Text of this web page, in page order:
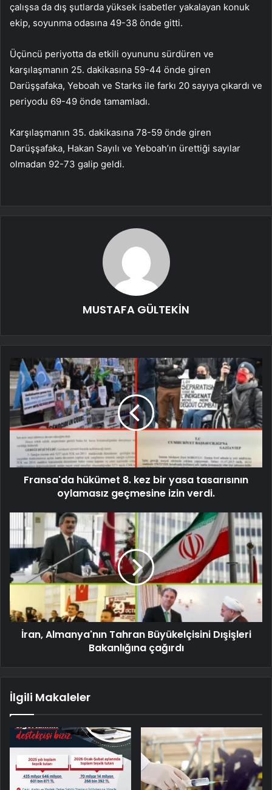
çalışsa da dış şutlarda yüksek isabetler yakalayan konuk
ekip, soyunma odasına 49-38 önde gitti.
Üçüncü periyotta da etkili oyununu sürdüren ve
karşılaşmanın 25. dakikasına 59-44 önde giren
Darüşşafaka, Yeboah ve Starks ile farkı 20 sayıya çıkardı ve
periyodu 69-49 önde tamamladı.
Karşılaşmanın 35. dakikasına 78-59 önde giren
Darüşşafaka, Hakan Sayılı ve Yeboah’ın ürettiği sayılar
olmadan 92-73 galip geldi.
MUSTAFA GÜLTEKİN
Fransa'da hükümet 8. kez bir yasa tasarısının
oylamasız geçmesine izin verdi.
İran, Almanya'nın Tahran Büyükelçisini Dışişleri
Bakanlığına çağırdı
İlgili Makaleler